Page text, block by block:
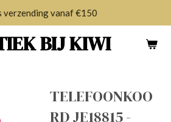
BIJ KIWI
€150
TELEFOONKOO
RD JE18815 -